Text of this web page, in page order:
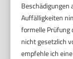
Beschädigungen
Auffälligkeiten
formelle Prüfung
nicht gesetzlich
empfehle ich